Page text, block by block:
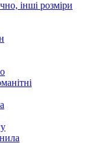
інші розміри